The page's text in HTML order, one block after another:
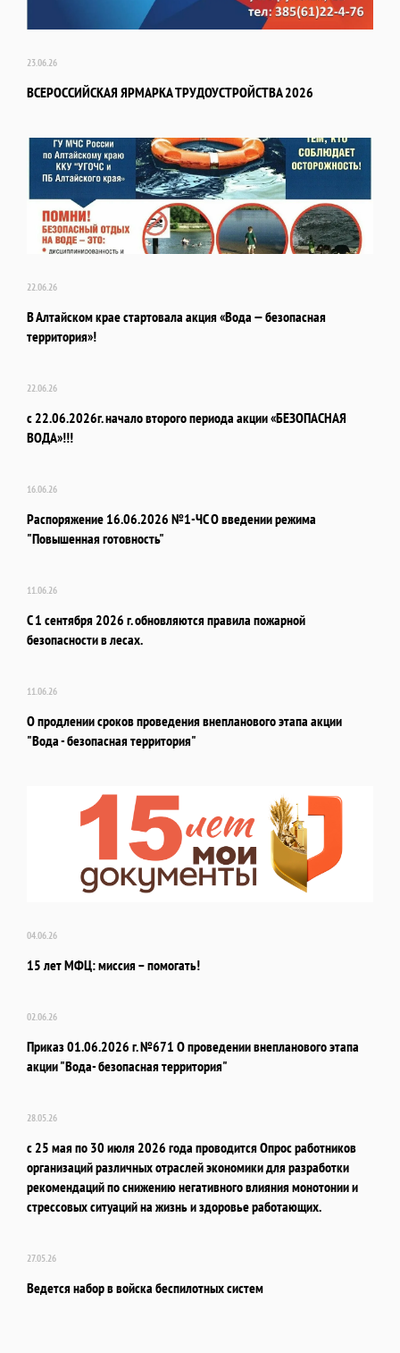
23.06.26
ВСЕРОССИЙСКАЯ ЯРМАРКА ТРУДОУСТРОЙСТВА 2026
22.06.26
В Алтайском крае стартовала акция «Вода — безопасная
территория»!
22.06.26
с 22.06.2026г. начало второго периода акции «БЕЗОПАСНАЯ
ВОДА»!!!
16.06.26
Распоряжение 16.06.2026 №1-ЧС О введении режима
"Повышенная готовность"
11.06.26
С 1 сентября 2026 г. обновляются правила пожарной
безопасности в лесах.
11.06.26
О продлении сроков проведения внепланового этапа акции
"Вода - безопасная территория"
04.06.26
15 лет МФЦ: миссия – помогать!
02.06.26
Приказ 01.06.2026 г. №671 О проведении внепланового этапа
акции "Вода- безопасная территория"
28.05.26
с 25 мая по 30 июля 2026 года проводится Опрос работников
организаций различных отраслей экономики для разработки
рекомендаций по снижению негативного влияния монотонии и
стрессовых ситуаций на жизнь и здоровье работающих.
27.05.26
Ведется набор в войска беспилотных систем